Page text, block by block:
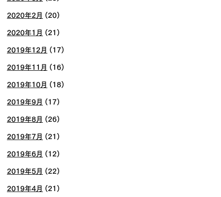
2020年2月 (20)
2020年1月 (21)
2019年12月 (17)
2019年11月 (16)
2019年10月 (18)
2019年9月 (17)
2019年8月 (26)
2019年7月 (21)
2019年6月 (12)
2019年5月 (22)
2019年4月 (21)